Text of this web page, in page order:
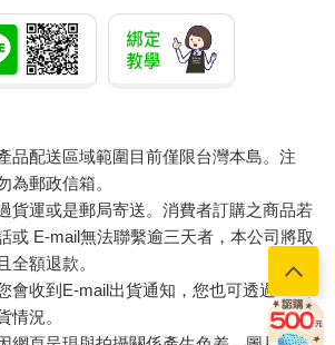
品配送區域範圍目前僅限台灣本島。注
為郵政信箱。
貨運或是郵局寄送。消費者訂購之商品若
或 E-mail無法聯繫逾三天者，本公司將取
全額退款。
會收到E-mail出貨通知，您也可透過【
情況。